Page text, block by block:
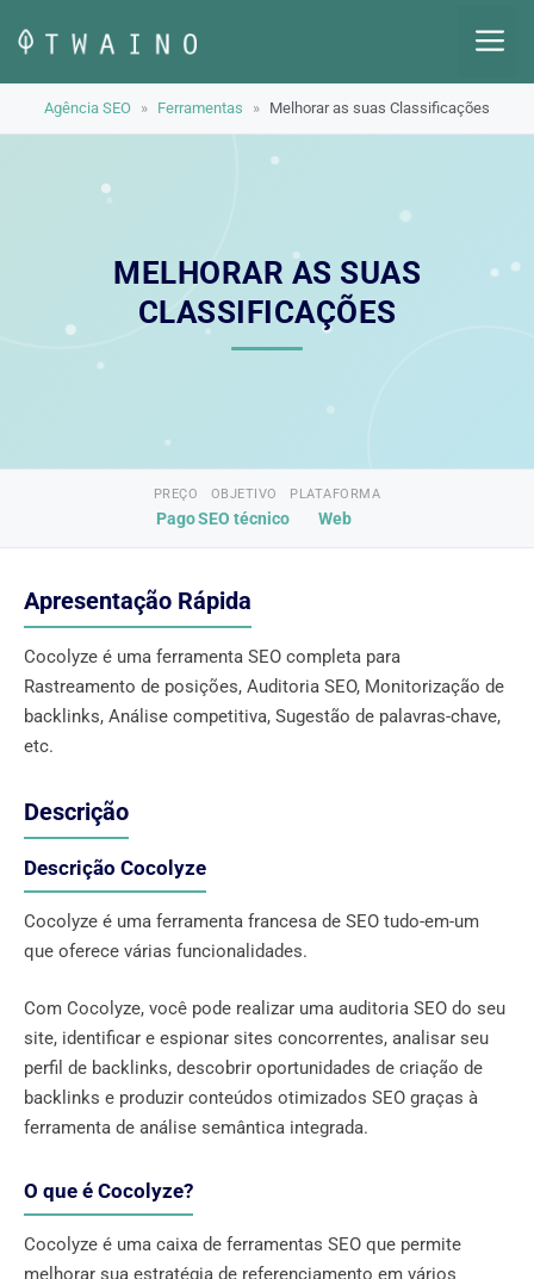
para
o
conteúdo
Agência SEO » Ferramentas » Melhorar as suas Classificações
MELHORAR AS SUAS
CLASSIFICAÇÕES
PREÇO
Pago
OBJETIVO
SEO técnico
PLATAFORMA
Web
Apresentação Rápida
Cocolyze é uma ferramenta SEO completa para
Rastreamento de posições, Auditoria SEO, Monitorização de
backlinks, Análise competitiva, Sugestão de palavras-chave,
etc.
Descrição
Descrição Cocolyze
Cocolyze é uma ferramenta francesa de SEO tudo-em-um
que oferece várias funcionalidades.
Com Cocolyze, você pode realizar uma auditoria SEO do seu
site, identificar e espionar sites concorrentes, analisar seu
perfil de backlinks, descobrir oportunidades de criação de
backlinks e produzir conteúdos otimizados SEO graças à
ferramenta de análise semântica integrada.
O que é Cocolyze?
Cocolyze é uma caixa de ferramentas SEO que permite
melhorar sua estratégia de referenciamento em vários